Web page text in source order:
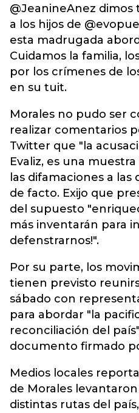
@JeanineAnez dimos
a los hijos de
esta madrugada
Cuidamos la familia,
por los crímenes de
en su tuit.
Morales no pudo ser
realizar comentarios
Twitter que "la
Evaliz, es una
las difamaciones a
de facto. Exijo que
del supuesto
más inventarán para
defenstrarnos!".
Por su parte, los
tienen previsto
sábado con
para abordar "la
reconciliación del
documento firmado
Medios locales
de Morales
distintas rutas del